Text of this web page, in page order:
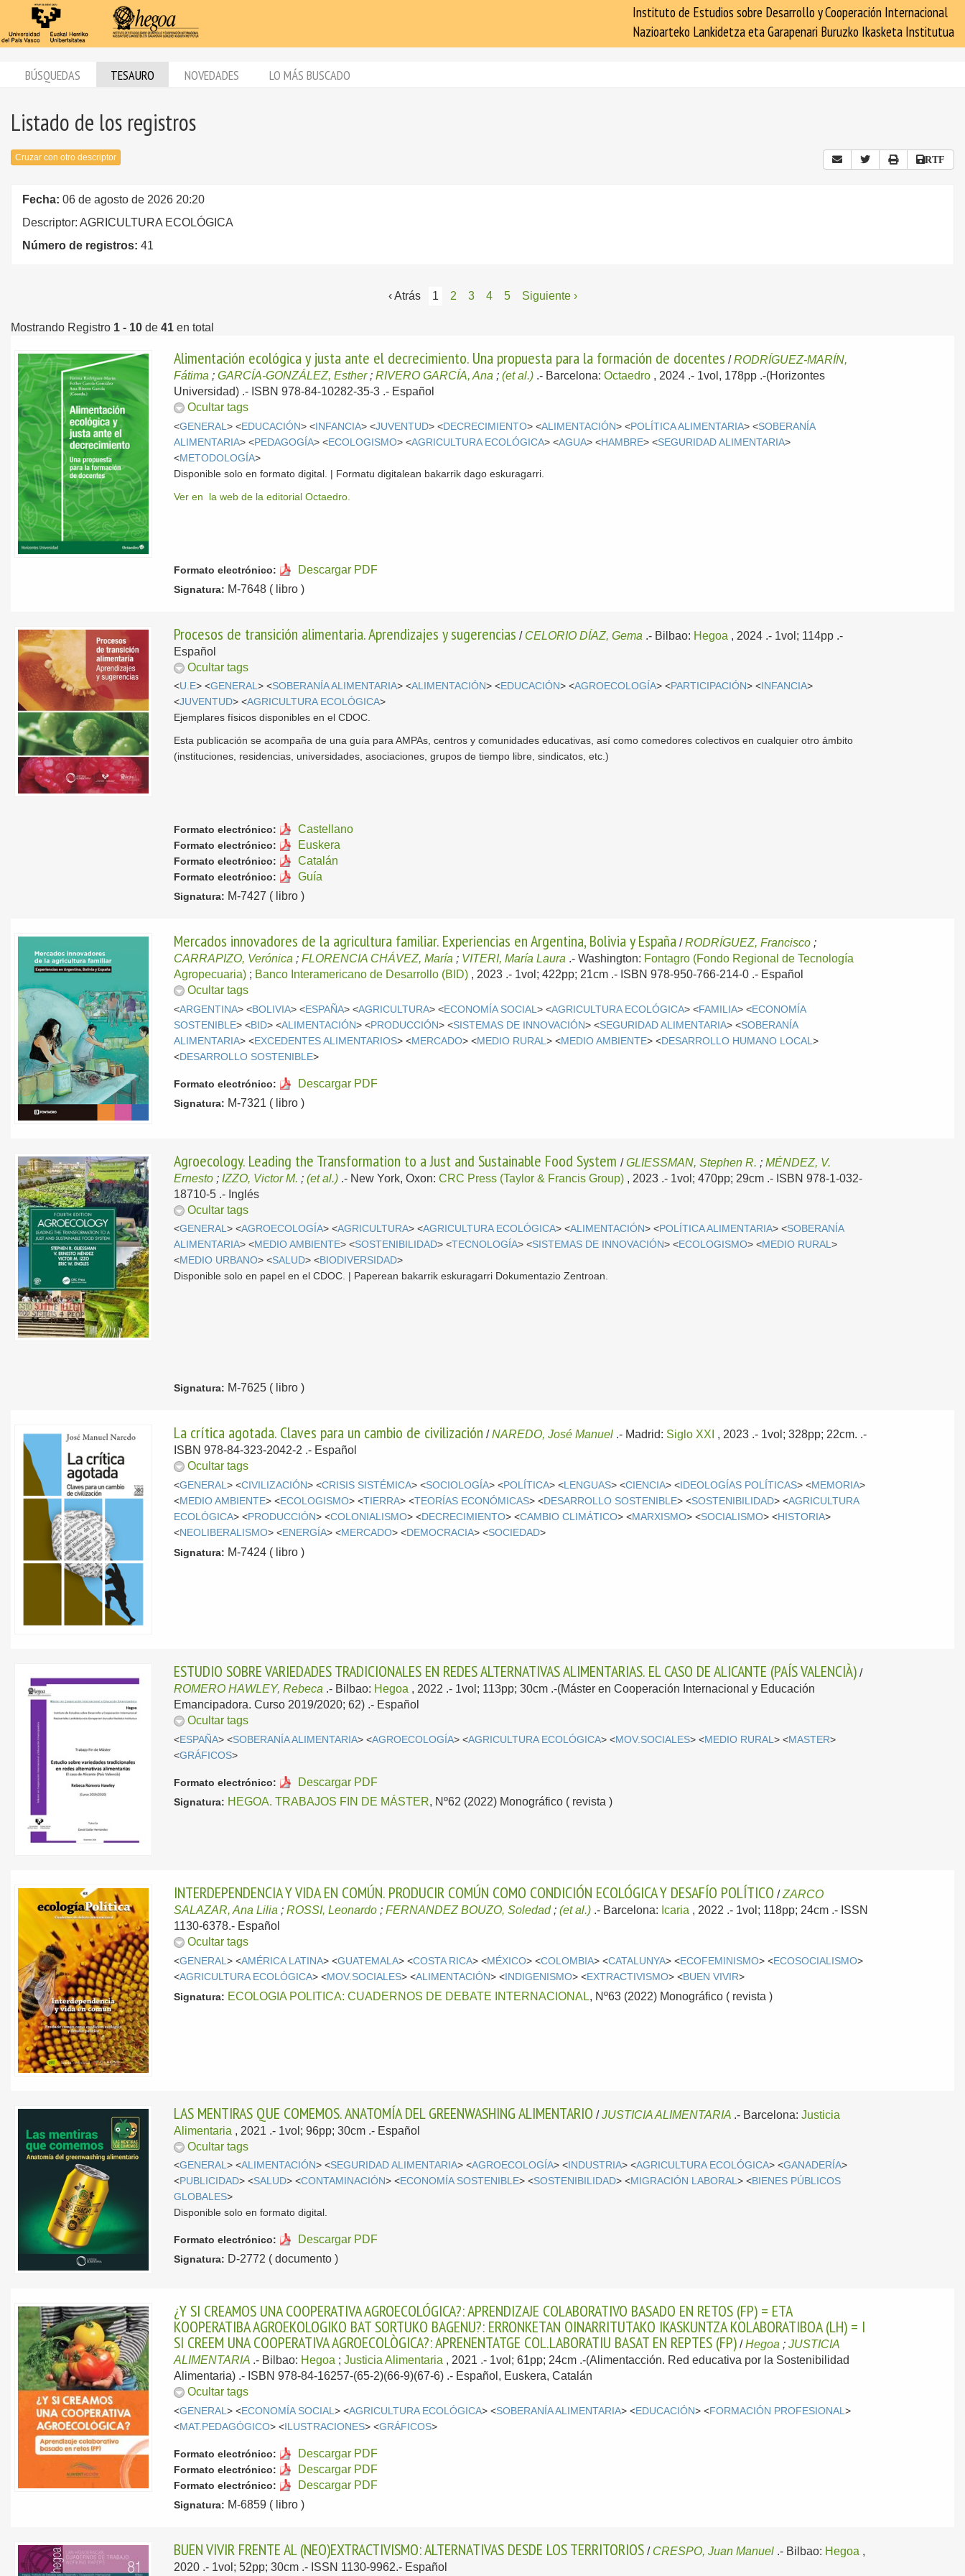
Instituto de Estudios sobre Desarrollo y Cooperación Internacional
Nazioarteko Lankidetza eta Garapenari Buruzko Ikasketa Institutua
BÚSQUEDAS TESAURO NOVEDADES LO MÁS BUSCADO
Listado de los registros
Cruzar con otro descriptor RTF
Fecha: 06 de agosto de 2026 20:20
Descriptor: AGRICULTURA ECOLÓGICA
Número de registros: 41
‹ Atrás 1 2 3 4 5 Siguiente ›
Mostrando Registro 1 - 10 de 41 en total
Alimentación ecológica y justa ante el decrecimiento. Una propuesta para la formación de docentes /RODRÍGUEZ-MARÍN,
Fátima ;GARCÍA-GONZÁLEZ, Esther;RIVERO GARCÍA, Ana ;(et al.) .- Barcelona:Octaedro , 2024 .- 1vol, 178pp .-(Horizontes
Universidad) .- ISBN 978-84-10282-35-3 .- Español
Ocultar tags
<GENERAL> <EDUCACIÓN> <INFANCIA> <JUVENTUD> <DECRECIMIENTO> <ALIMENTACIÓN> <POLÍTICA ALIMENTARIA> <SOBERANÍA
ALIMENTARIA> <PEDAGOGÍA> <ECOLOGISMO> <AGRICULTURA ECOLÓGICA> <AGUA> <HAMBRE> <SEGURIDAD ALIMENTARIA>
<METODOLOGÍA>
Disponible solo en formato digital. | Formatu digitalean bakarrik dago eskuragarri.
Ver en la web de la editorial Octaedro.
Formato electrónico: Descargar PDF
Signatura: M-7648 ( libro )
Procesos de transición alimentaria. Aprendizajes y sugerencias / CELORIO DÍAZ, Gema .- Bilbao: Hegoa , 2024 .- 1vol; 114pp .-
Español
Ocultar tags
<U.E> <GENERAL> <SOBERANÍA ALIMENTARIA> <ALIMENTACIÓN> <EDUCACIÓN> <AGROECOLOGÍA> <PARTICIPACIÓN> < INFANCIA>
<JUVENTUD> <AGRICULTURA ECOLÓGICA>
Ejemplares físicos disponibles en el CDOC.
Esta publicación se acompaña de una guía para AMPAs, centros y comunidades educativas, así como comedores colectivos en cualquier otro ámbito
(instituciones, residencias, universidades, asociaciones, grupos de tiempo libre, sindicatos, etc.)
Formato electrónico: Castellano
Formato electrónico: Euskera
Formato electrónico: Catalán
Formato electrónico: Guía
Signatura: M-7427 ( libro )
Mercados innovadores de la agricultura familiar. Experiencias en Argentina, Bolivia y España /RODRÍGUEZ, Francisco ;
CARRAPIZO, Verónica ;FLORENCIA CHÁVEZ, María ; VITERI, María Laura .-Washington: Fontagro (Fondo Regional de Tecnología
Agropecuaria) ; Banco Interamericano de Desarrollo (BID) , 2023 .- 1vol; 422pp; 21cm .- ISBN 978-950-766-214-0 .- Español
Ocultar tags
<ARGENTINA> <BOLIVIA> <ESPAÑA> <AGRICULTURA> <ECONOMÍA SOCIAL> <AGRICULTURA ECOLÓGICA> <FAMILIA> <ECONOMÍA
SOSTENIBLE> <BID> <ALIMENTACIÓN> <PRODUCCIÓN> <SISTEMAS DE INNOVACIÓN> <SEGURIDAD ALIMENTARIA> <SOBERANÍA
ALIMENTARIA> <EXCEDENTES ALIMENTARIOS> <MERCADO> <MEDIO RURAL> <MEDIO AMBIENTE> <DESARROLLO HUMANO LOCAL>
<DESARROLLO SOSTENIBLE>
Formato electrónico: Descargar PDF
Signatura: M-7321 ( libro )
Agroecology. Leading the Transformation to a Just and Sustainable Food System/GLIESSMAN, Stephen R. ;MÉNDEZ, V.
Ernesto ; IZZO, Victor M. ;(et al.) .- New York, Oxon:CRC Press (Taylor & Francis Group) , 2023 .- 1vol; 470pp; 29cm .- ISBN 978-1-032-
18710-5 .- Inglés
Ocultar tags
<GENERAL> <AGROECOLOGÍA> <AGRICULTURA> <AGRICULTURA ECOLÓGICA> <ALIMENTACIÓN> <POLÍTICA ALIMENTARIA> <SOBERANÍA
ALIMENTARIA> <MEDIO AMBIENTE> <SOSTENIBILIDAD> <TECNOLOGÍA> <SISTEMAS DE INNOVACIÓN> <ECOLOGISMO> <MEDIO RURAL>
<MEDIO URBANO> <SALUD> <BIODIVERSIDAD>
Disponible solo en papel en el CDOC. | Paperean bakarrik eskuragarri Dokumentazio Zentroan.
Signatura: M-7625 ( libro )
La crítica agotada. Claves para un cambio de civilización /NAREDO, José Manuel .- Madrid: Siglo XXI , 2023 .- 1vol; 328pp; 22cm. .-
ISBN 978-84-323-2042-2 .- Español
Ocultar tags
<GENERAL> <CIVILIZACIÓN> <CRISIS SISTÉMICA> <SOCIOLOGÍA> <POLÍTICA> <LENGUAS> <CIENCIA> <IDEOLOGÍAS POLÍTICAS> <MEMORIA>
<MEDIO AMBIENTE> <ECOLOGISMO> <TIERRA> <TEORÍAS ECONÓMICAS> <DESARROLLO SOSTENIBLE> <SOSTENIBILIDAD> <AGRICULTURA
ECOLÓGICA> <PRODUCCIÓN> <COLONIALISMO> <DECRECIMIENTO> <CAMBIO CLIMÁTICO> <MARXISMO> <SOCIALISMO> <HISTORIA>
<NEOLIBERALISMO> <ENERGÍA> <MERCADO> <DEMOCRACIA> <SOCIEDAD>
Signatura: M-7424 ( libro )
ESTUDIO SOBRE VARIEDADES TRADICIONALES EN REDES ALTERNATIVAS ALIMENTARIAS. EL CASO DE ALICANTE (PAÍS VALENCIÀ) /
ROMERO HAWLEY, Rebeca .- Bilbao: Hegoa , 2022 .- 1vol; 113pp; 30cm .-(Máster en Cooperación Internacional y Educación
Emancipadora. Curso 2019/2020; 62) .- Español
Ocultar tags
<ESPAÑA> <SOBERANÍA ALIMENTARIA> <AGROECOLOGÍA> <AGRICULTURA ECOLÓGICA> <MOV.SOCIALES> <MEDIO RURAL> <MASTER>
<GRÁFICOS>
Formato electrónico: Descargar PDF
Signatura: HEGOA. TRABAJOS FIN DE MÁSTER, Nº62 (2022) Monográfico ( revista )
INTERDEPENDENCIA Y VIDA EN COMÚN. PRODUCIR COMÚN COMO CONDICIÓN ECOLÓGICA Y DESAFÍO POLÍTICO /ZARCO
SALAZAR, Ana Lilia ;ROSSI, Leonardo ;FERNANDEZ BOUZO, Soledad;(et al.) .- Barcelona: Icaria , 2022 .- 1vol; 118pp; 24cm .- ISSN
1130-6378.- Español
Ocultar tags
<GENERAL> <AMÉRICA LATINA> <GUATEMALA> <COSTA RICA> <MÉXICO> <COLOMBIA> <CATALUNYA> <ECOFEMINISMO> <ECOSOCIALISMO>
<AGRICULTURA ECOLÓGICA> <MOV.SOCIALES> <ALIMENTACIÓN> <INDIGENISMO> <EXTRACTIVISMO> <BUEN VIVIR>
Signatura: ECOLOGIA POLITICA: CUADERNOS DE DEBATE INTERNACIONAL, Nº63 (2022) Monográfico ( revista )
LAS MENTIRAS QUE COMEMOS. ANATOMÍA DEL GREENWASHING ALIMENTARIO /JUSTICIA ALIMENTARIA .- Barcelona:Justicia
Alimentaria , 2021 .- 1vol; 96pp; 30cm .- Español
Ocultar tags
<GENERAL> <ALIMENTACIÓN> <SEGURIDAD ALIMENTARIA> <AGROECOLOGÍA> < INDUSTRIA> <AGRICULTURA ECOLÓGICA> <GANADERÍA>
<PUBLICIDAD> <SALUD> <CONTAMINACIÓN> <ECONOMÍA SOSTENIBLE> <SOSTENIBILIDAD> <MIGRACIÓN LABORAL> <BIENES PÚBLICOS
GLOBALES>
Disponible solo en formato digital.
Formato electrónico: Descargar PDF
Signatura: D-2772 ( documento )
¿Y SI CREAMOS UNA COOPERATIVA AGROECOLÓGICA?: APRENDIZAJE COLABORATIVO BASADO EN RETOS (FP) = ETA
KOOPERATIBA AGROEKOLOGIKO BAT SORTUKO BAGENU?: ERRONKETAN OINARRITUTAKO IKASKUNTZA KOLABORATIBOA (LH) = I
SI CREEM UNA COOPERATIVA AGROECOLÒGICA?: APRENENTATGE COL.LABORATIU BASAT EN REPTES (FP) /Hegoa ;JUSTICIA
ALIMENTARIA .- Bilbao: Hegoa ;Justicia Alimentaria , 2021 .- 1vol; 61pp; 24cm .-(Alimentacción. Red educativa por la Sostenibilidad
Alimentaria) .- ISBN 978-84-16257-(65-2)(66-9)(67-6) .- Español, Euskera, Catalán
Ocultar tags
<GENERAL> <ECONOMÍA SOCIAL> <AGRICULTURA ECOLÓGICA> <SOBERANÍA ALIMENTARIA> <EDUCACIÓN> <FORMACIÓN PROFESIONAL>
<MAT.PEDAGÓGICO> <ILUSTRACIONES> <GRÁFICOS>
Formato electrónico: Descargar PDF
Formato electrónico: Descargar PDF
Formato electrónico: Descargar PDF
Signatura: M-6859 ( libro )
BUEN VIVIR FRENTE AL (NEO)EXTRACTIVISMO: ALTERNATIVAS DESDE LOS TERRITORIOS / CRESPO, Juan Manuel .- Bilbao: Hegoa ,
2020 .- 1vol; 52pp; 30cm .- ISSN 1130-9962.- Español